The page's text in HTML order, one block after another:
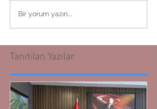
Bir yorum yazın...
Tanıtılan Yazılar